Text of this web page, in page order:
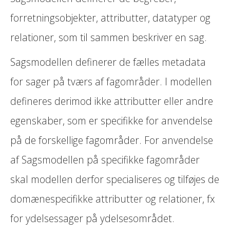
forretningsobjekter, attributter, datatyper og
relationer, som til sammen beskriver en sag.
Sagsmodellen definerer de fælles metadata
for sager på tværs af fagområder. I modellen
defineres derimod ikke attributter eller andre
egenskaber, som er specifikke for anvendelse
på de forskellige fagområder. For anvendelse
af Sagsmodellen på specifikke fagområder
skal modellen derfor specialiseres og tilføjes de
domænespecifikke attributter og relationer, fx
for ydelsessager på ydelsesområdet.